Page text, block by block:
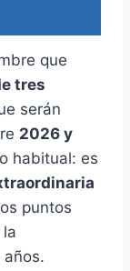
que
tres
serán
2026 y
habitual: es
puntos
años.